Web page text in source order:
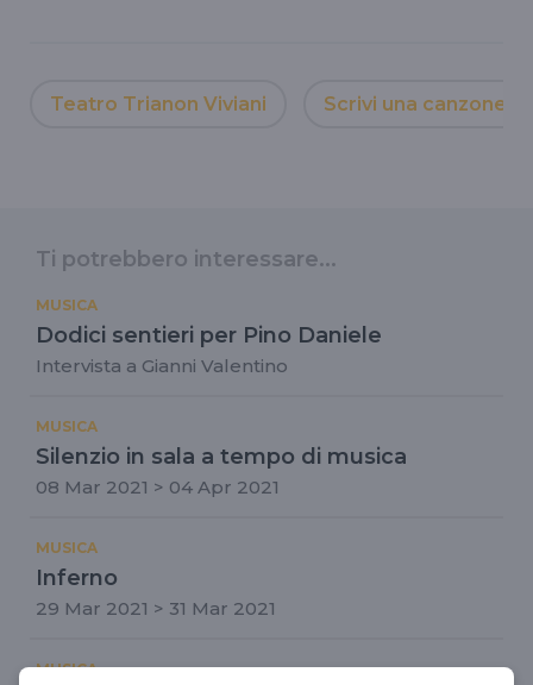
Teatro Trianon Viviani Scrivi una canzone
Ti potrebbero interessare...
MUSICA
Dodici sentieri per Pino Daniele
Intervista a Gianni Valentino
MUSICA
Silenzio in sala a tempo di musica
08 Mar 2021 > 04 Apr 2021
MUSICA
Inferno
29 Mar 2021 > 31 Mar 2021
MUSICA